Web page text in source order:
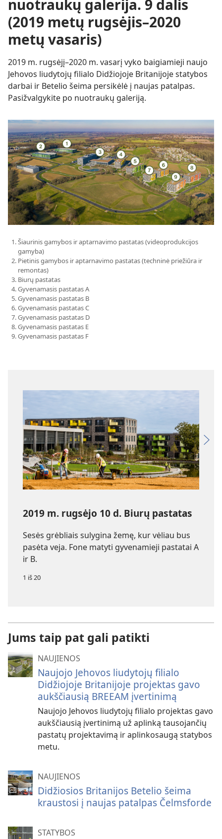
nuotraukų galerija. 9 dalis
(2019 metų rugsėjis–2020
metų vasaris)
2019 m. rugsėjį–2020 m. vasarį vyko baigiamieji naujo
Jehovos liudytojų filialo Didžiojoje Britanijoje statybos
darbai ir Betelio šeima persikėlė į naujas patalpas.
Pasižvalgykite po nuotraukų galeriją.
Šiaurinis gamybos ir aptarnavimo pastatas (videoprodukcijos
gamyba)
Pietinis gamybos ir aptarnavimo pastatas (techninė priežiūra ir
remontas)
Biurų pastatas
Gyvenamasis pastatas A
Gyvenamasis pastatas B
Gyvenamasis pastatas C
Gyvenamasis pastatas D
Gyvenamasis pastatas E
Gyvenamasis pastatas F
2019 m. rugsėjo 10 d. Biurų pastatas
Sesės grėbliais sulygina žemę, kur vėliau bus
pasėta veja. Fone matyti gyvenamieji pastatai A
ir B.
1 iš 20
Jums taip pat gali patikti
NAUJIENOS
Naujojo Jehovos liudytojų filialo
Didžiojoje Britanijoje projektas gavo
aukščiausią BREEAM įvertinimą
Naujojo Jehovos liudytojų filialo projektas gavo
aukščiausią įvertinimą už aplinką tausojančių
pastatų projektavimą ir aplinkosaugą statybos
metu.
NAUJIENOS
Didžiosios Britanijos Betelio šeima
kraustosi į naujas patalpas Čelmsforde
STATYBOS